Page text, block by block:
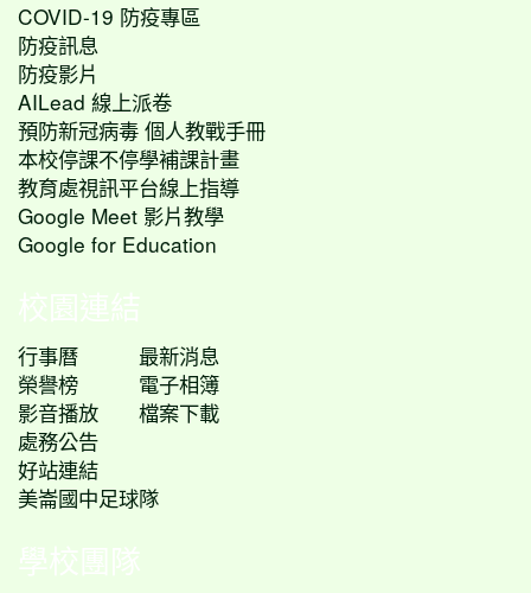
COVID-19 防疫專區
防疫訊息
防疫影片
AILead 線上派卷
預防新冠病毒 個人教戰手冊
本校停課不停學補課計畫
教育處視訊平台線上指導
Google Meet 影片教學
Google for Education
校園連結
行事曆
最新消息
榮譽榜
電子相簿
影音播放
檔案下載
處務公告
好站連結
美崙國中足球隊
學校團隊